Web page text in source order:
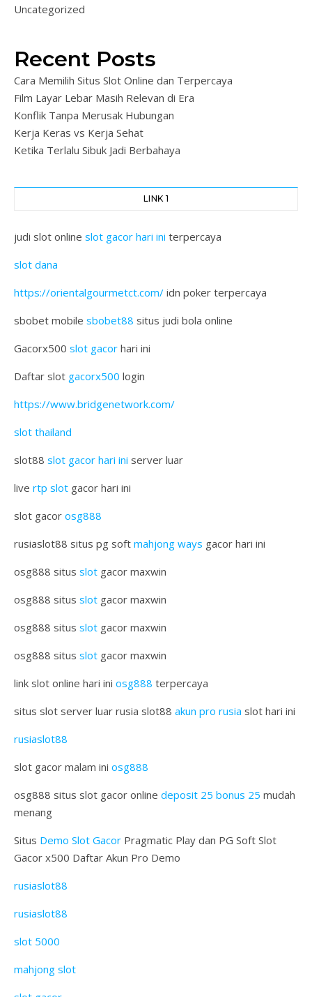
Uncategorized
Recent Posts
Cara Memilih Situs Slot Online dan Terpercaya
Film Layar Lebar Masih Relevan di Era
Konflik Tanpa Merusak Hubungan
Kerja Keras vs Kerja Sehat
Ketika Terlalu Sibuk Jadi Berbahaya
LINK 1
judi slot online slot gacor hari ini terpercaya
slot dana
https://orientalgourmetct.com/ idn poker terpercaya
sbobet mobile sbobet88 situs judi bola online
Gacorx500 slot gacor hari ini
Daftar slot gacorx500 login
https://www.bridgenetwork.com/
slot thailand
slot88 slot gacor hari ini server luar
live rtp slot gacor hari ini
slot gacor osg888
rusiaslot88 situs pg soft mahjong ways gacor hari ini
osg888 situs slot gacor maxwin
osg888 situs slot gacor maxwin
osg888 situs slot gacor maxwin
osg888 situs slot gacor maxwin
link slot online hari ini osg888 terpercaya
situs slot server luar rusia slot88 akun pro rusia slot hari ini
rusiaslot88
slot gacor malam ini osg888
osg888 situs slot gacor online deposit 25 bonus 25 mudah
menang
Situs Demo Slot Gacor Pragmatic Play dan PG Soft Slot
Gacor x500 Daftar Akun Pro Demo
rusiaslot88
rusiaslot88
slot 5000
mahjong slot